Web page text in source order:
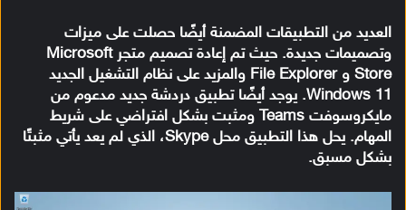
العديد من التطبيقات المضمنة أيضًا حصلت على ميزات
وتصميمات جديدة. حيث تم إعادة تصميم متجر Microsoft
Store و File Explorer والمزيد على نظام التشغيل الجديد
Windows 11. يوجد أيضًا تطبيق دردشة جديد مدعوم من
مايكروسوفت Teams ومثبت بشكل افتراضي على شريط
المهام. يحل هذا التطبيق محل Skype، الذي لم يعد يأتي مثبتًا
بشكل مسبق.